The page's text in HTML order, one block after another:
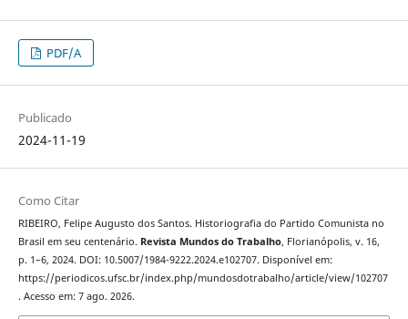
PDF/A
Publicado
2024-11-19
Como Citar
RIBEIRO, Felipe Augusto dos Santos. Historiografia do Partido Comunista no
Brasil em seu centenário. Revista Mundos do Trabalho, Florianópolis, v. 16,
p. 1–6, 2024. DOI: 10.5007/1984-9222.2024.e102707. Disponível em:
https://periodicos.ufsc.br/index.php/mundosdotrabalho/article/view/102707
. Acesso em: 7 ago. 2026.